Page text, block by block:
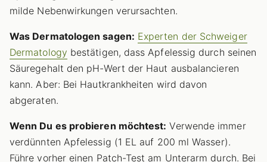
milde Nebenwirkungen verursachten.
Was Dermatologen sagen: Experten der Schweiger
Dermatology bestätigen, dass Apfelessig durch seinen
Säuregehalt den pH-Wert der Haut ausbalancieren
kann. Aber: Bei Hautkrankheiten wird davon
abgeraten.
Wenn Du es probieren möchtest: Verwende immer
verdünnten Apfelessig (1 EL auf 200 ml Wasser).
Führe vorher einen Patch-Test am Unterarm durch. Bei